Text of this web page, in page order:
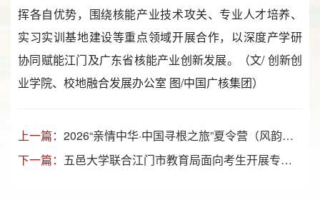
挥各自优势，围绕核能产业技术攻关、专业人才培养、
实习实训基地建设等重点领域开展合作，以深度产学研
协同赋能江门及广东省核能产业创新发展。（文/ 创新创
业学院、校地融合发展办公室 图/中国广核集团）
上一篇： 2026“亲情中华·中国寻根之旅”夏令营（风韵南粤·广东江门营）在五邑大学正式开营
下一篇： 五邑大学联合江门市教育局面向考生开展专业科普与高考志愿解析专题讲座